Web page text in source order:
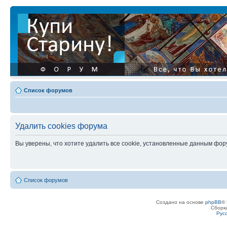
Список форумов
Удалить cookies форума
Вы уверены, что хотите удалить все cookie, установленные данным
Список форумов
Создано на основе phpBB®